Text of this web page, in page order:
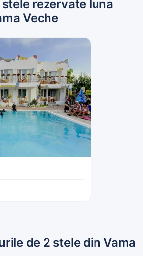
rezervate luna
Veche
de 2 stele din Vama